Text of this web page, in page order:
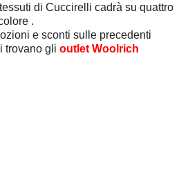
di Cuccirelli cadrà su quattro
.
e sconti sulle precedenti
trovano gli outlet Woolrich